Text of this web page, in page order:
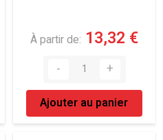
À partir de 13,32 €
Ajouter au panier